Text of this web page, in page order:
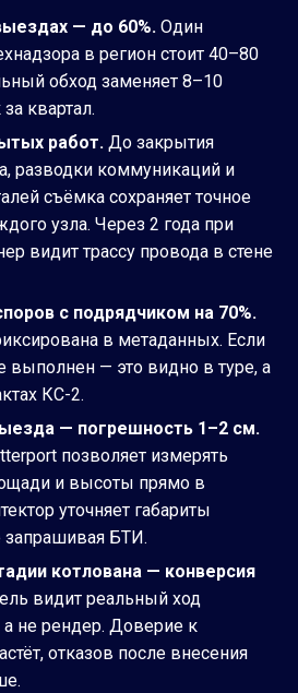
— до 60%. Один
в регион стоит 40–80
обход заменяет 8–10
квартал.
работ. До закрытия
разводки коммуникаций и
съёмка сохраняет точное
узла. Через 2 года при
видит трассу провода в стене
с подрядчиком на 70%.
в метаданных. Если
выполнен — это видно в туре, а
КС-2.
— погрешность 1–2 см.
позволяет измерять
и высоты прямо в
уточняет габариты
БТИ.
котлована — конверсия
видит реальный ход
а не рендер. Доверие к
отказов после внесения